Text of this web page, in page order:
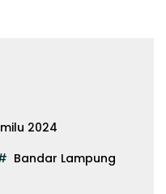
2024
Bandar Lampung